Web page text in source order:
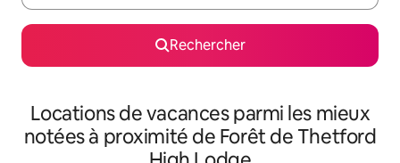
Rechercher
Locations de vacances parmi les mieux
notées à proximité de Forêt de Thetford